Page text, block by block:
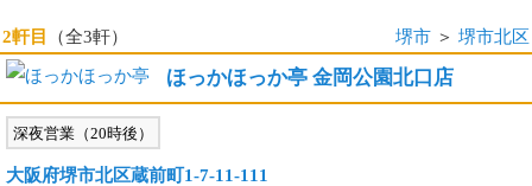
2軒目 （全3軒） 堺市 ＞ 堺市北区
ほっかほっか亭 金岡公園北口店
深夜営業（20時後）
大阪府堺市北区蔵前町1-7-11-111